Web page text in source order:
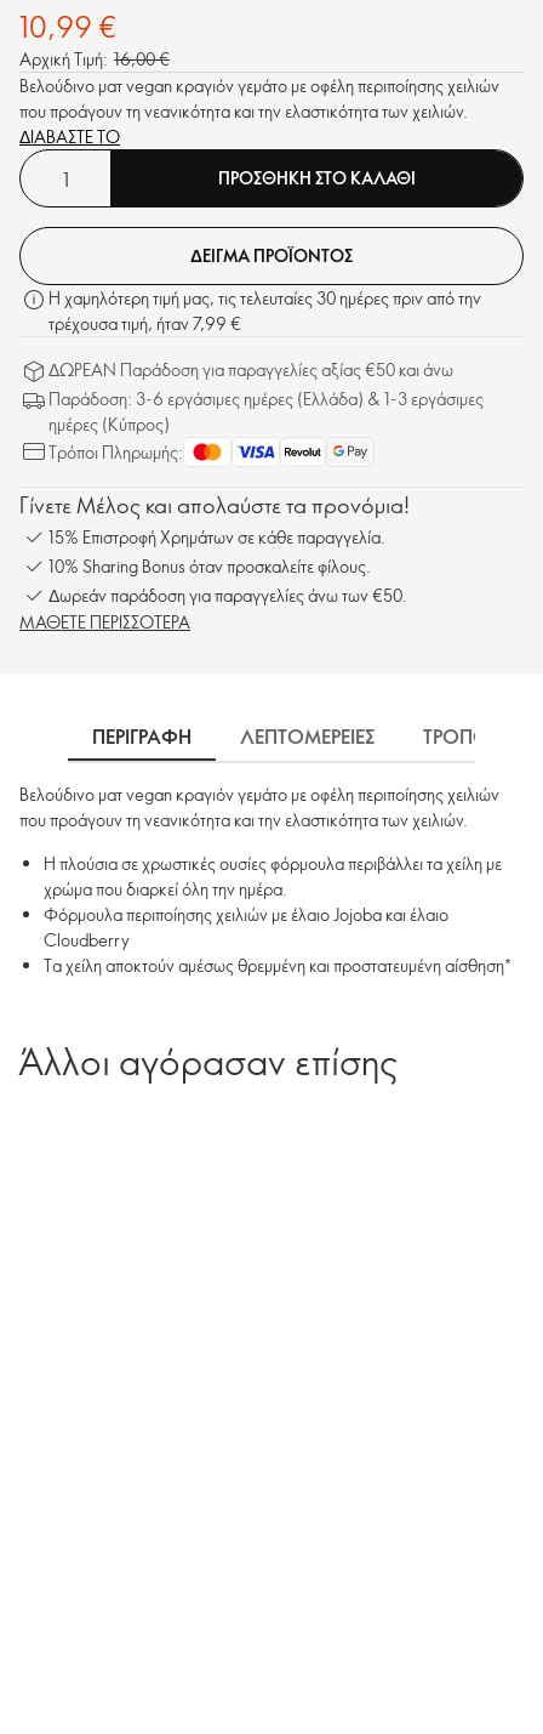
10,99 €
Αρχική Τιμή: 16,00 €
Βελούδινο ματ vegan κραγιόν γεμάτο με οφέλη περιποίησης χειλιών
που προάγουν τη νεανικότητα και την ελαστικότητα των χειλιών.
ΔΙΑΒΑΣΤΕ ΤΟ
ΠΡΟΣΘΗΚΗ ΣΤΟ ΚΑΛΑΘΙ
ΔΕΙΓΜΑ ΠΡΟΪΟΝΤΟΣ
Η χαμηλότερη τιμή μας, τις τελευταίες 30 ημέρες πριν από την
τρέχουσα τιμή, ήταν 7,99 €
ΔΩΡΕΑΝ Παράδοση για παραγγελίες αξίας €50 και άνω
Παράδοση: 3-6 εργάσιμες ημέρες (Ελλάδα) & 1-3 εργάσιμες
ημέρες (Κύπρος)
Τρόποι Πληρωμής:
Γίνετε Μέλος και απολαύστε τα προνόμια!
15% Επιστροφή Χρημάτων σε κάθε παραγγελία.
10% Sharing Bonus όταν προσκαλείτε φίλους.
Δωρεάν παράδοση για παραγγελίες άνω των €50.
ΜΑΘΕΤΕ ΠΕΡΙΣΣΟΤΕΡΑ
ΠΕΡΙΓΡΑΦΗ ΛΕΠΤΟΜΕΡΕΙΕΣ ΤΡΟΠΟΣ
Βελούδινο ματ vegan κραγιόν γεμάτο με οφέλη περιποίησης χειλιών
που προάγουν τη νεανικότητα και την ελαστικότητα των χειλιών.
Η πλούσια σε χρωστικές ουσίες φόρμουλα περιβάλλει τα χείλη με
χρώμα που διαρκεί όλη την ημέρα.
Φόρμουλα περιποίησης χειλιών με έλαιο Jojoba και έλαιο
Cloudberry
Τα χείλη αποκτούν αμέσως θρεμμένη και προστατευμένη αίσθηση*
Άλλοι αγόρασαν επίσης